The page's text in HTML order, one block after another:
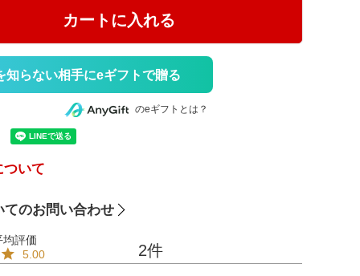
カートに入れる
知らない相手にeギフトで贈る
のeギフトとは？
ついて
てのお問い合わせ
5.00 2